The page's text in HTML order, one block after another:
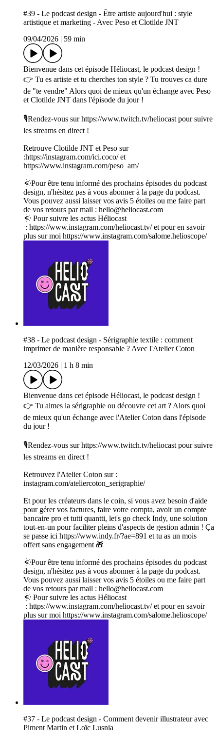
#39 - Le podcast design - Être artiste aujourd'hui : style
artistique et marketing - Avec Peso et Clotilde JNT
09/04/2026
59 min
Bienvenue dans cet épisode Héliocast, le podcast design !
👉 Tu es artiste et tu cherches ton style ? Tu trouves ca dure
de "te vendre" Alors quoi de mieux qu'un échange avec Peso
et Clotilde JNT dans l'épisode du jour !
🎙Rendez-vous sur ⁠⁠⁠⁠⁠⁠⁠⁠⁠⁠⁠⁠⁠⁠⁠⁠⁠⁠⁠⁠⁠⁠⁠⁠⁠https://www.twitch.tv/heliocast⁠⁠⁠⁠⁠⁠⁠⁠⁠⁠⁠⁠⁠⁠⁠⁠⁠⁠⁠⁠⁠⁠⁠⁠⁠ pour suivre
les streams en direct !
Retrouve Clotilde JNT et Peso sur
:https://instagram.com/ici.coco/ et
https://www.instagram.com/peso_am/
🌞Pour être tenu informé des prochains épisodes du podcast
design, n'hésitez pas à vous abonner à la page du podcast.
Vous pouvez aussi laisser vos avis 5 étoiles ou me faire part
de vos retours par mail : hello@heliocast.com
🌞 Pour suivre les actus Héliocast
: ⁠⁠⁠⁠⁠⁠⁠⁠⁠⁠⁠⁠⁠⁠⁠⁠⁠⁠⁠⁠⁠⁠⁠⁠⁠https://www.instagram.com/heliocast.tv/⁠⁠⁠⁠⁠⁠⁠⁠⁠⁠⁠⁠⁠⁠⁠⁠⁠⁠⁠⁠⁠⁠⁠⁠⁠ et pour en savoir
plus sur moi https://www.instagram.com/salome.helioscope/
#38 - Le podcast design - Sérigraphie textile : comment
imprimer de manière responsable ? Avec l'Atelier Coton
12/03/2026
1 h 8 min
Bienvenue dans cet épisode Héliocast, le podcast design !
👉 Tu aimes la sérigraphie ou découvre cet art ? Alors quoi
de mieux qu'un échange avec l'Atelier Coton dans l'épisode
du jour !
🎙Rendez-vous sur ⁠⁠⁠⁠⁠⁠⁠⁠⁠⁠⁠⁠⁠⁠⁠⁠⁠⁠⁠⁠⁠⁠⁠⁠https://www.twitch.tv/heliocast⁠⁠⁠⁠⁠⁠⁠⁠⁠⁠⁠⁠⁠⁠⁠⁠⁠⁠⁠⁠⁠⁠⁠⁠ pour suivre
les streams en direct !
Retrouvez l'Atelier Coton sur :
instagram.com/ateliercoton_serigraphie/
Et pour les créateurs dans le coin, si vous avez besoin d'aide
pour gérer vos factures, faire votre compta, avoir un compte
bancaire pro et tutti quantti, let's go check Indy, une solution
tout-en-un pour faciliter pleins d'aspects de gestion admin ! Ça
se passe ici https://www.indy.fr/?ae=891 et tu as un mois
offert sans engagement 🎁
🌞Pour être tenu informé des prochains épisodes du podcast
design, n'hésitez pas à vous abonner à la page du podcast.
Vous pouvez aussi laisser vos avis 5 étoiles ou me faire part
de vos retours par mail : hello@heliocast.com
🌞 Pour suivre les actus Héliocast
: ⁠⁠⁠⁠⁠⁠⁠⁠⁠⁠⁠⁠⁠⁠⁠⁠⁠⁠⁠⁠⁠⁠⁠⁠https://www.instagram.com/heliocast.tv/⁠⁠⁠⁠⁠⁠⁠⁠⁠⁠⁠⁠⁠⁠⁠⁠⁠⁠⁠⁠⁠⁠⁠⁠ et pour en savoir
plus sur moi https://www.instagram.com/salome.helioscope/
#37 - Le podcast design - Comment devenir illustrateur avec
Piment Martin et Loïc Lusnia